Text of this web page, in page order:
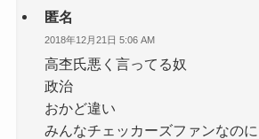
匿名
2018年12月21日 5:06 AM
高杢氏悪く言ってる奴
政治
おかど違い
みんなチェッカーズファンなのに